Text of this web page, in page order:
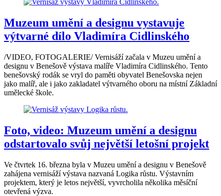
Muzeum umění a designu vystavuje
výtvarné dílo Vladimíra Cidlinského
/VIDEO, FOTOGALERIE/ Vernisáží začala v Muzeu umění a
designu v Benešově výstava malíře Vladimíra Cidlinského. Tento
benešovský rodák se vryl do paměti obyvatel Benešovska nejen
jako malíř, ale i jako zakladatel výtvarného oboru na místní Základní
umělecké škole.
Foto, video: Muzeum umění a designu
odstartovalo svůj největší letošní projekt
Ve čtvrtek 16. března byla v Muzeu umění a designu v Benešově
zahájena vernisáží výstava nazvaná Logika růstu. Výstavním
projektem, který je letos největší, vyvrcholila několika měsíční
otevřená výzva.